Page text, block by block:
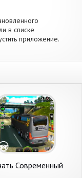
в списке
приложение.
Современный